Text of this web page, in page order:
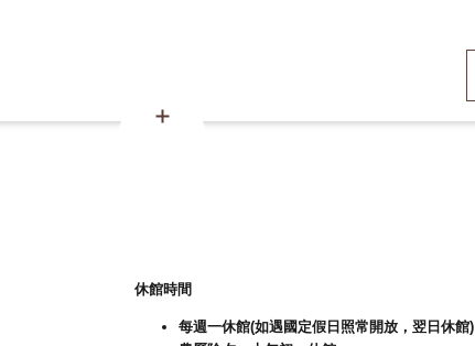
休館時間
每週一休館(如遇國定假日照常開放，翌日休館)